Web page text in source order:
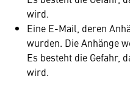
wird.
Eine E-Mail, deren
wurden. Die Anhänge
Es besteht die Gefahr,
wird.